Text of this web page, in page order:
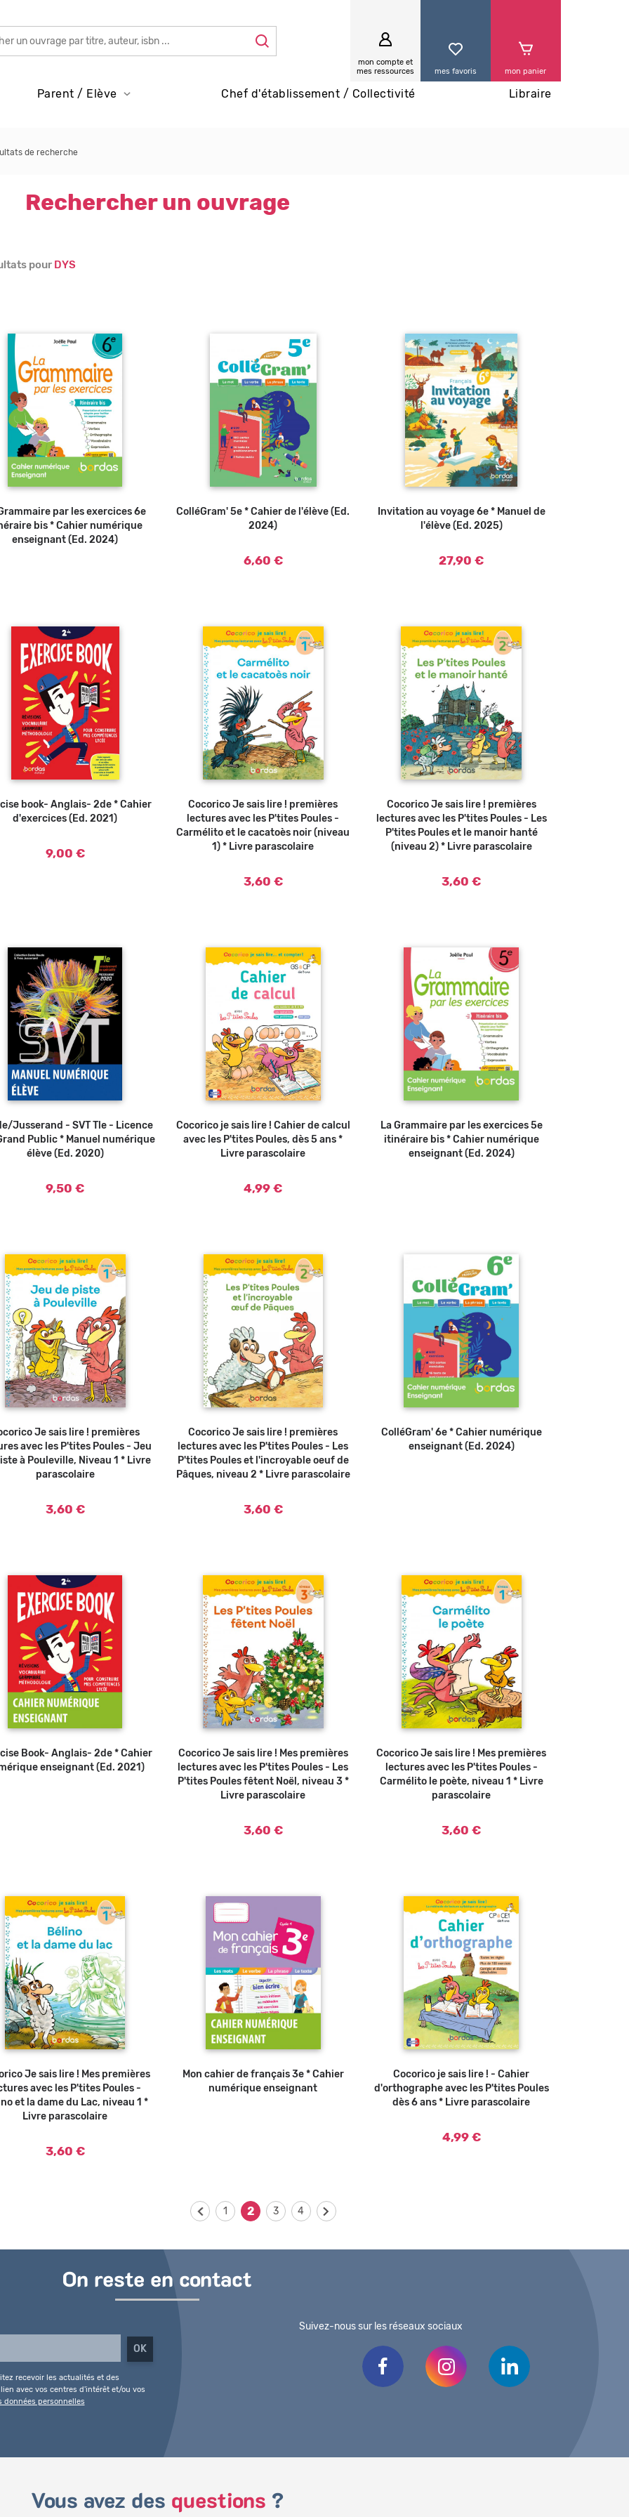
mon compte et
mes ressources
mes favoris mon panier
Parent / Elève Chef d'établissement / Collectivité Libraire
de recherche
Rechercher un ouvrage
pour DYS
par les exercices 6e
bis * Cahier numérique
enseignant (Ed. 2024)
ColléGram' 5e * Cahier de l'élève (Ed.
2024)
6,60 €
Ajouter au panier
Invitation au voyage 6e * Manuel de
l'élève (Ed. 2025)
27,90 €
Ajouter au panier
book- Anglais- 2de * Cahier
d'exercices (Ed. 2021)
9,00 €
Ajouter au panier
Cocorico Je sais lire ! premières
lectures avec les P'tites Poules -
Carmélito et le cacatoès noir (niveau
1) * Livre parascolaire
3,60 €
Ajouter au panier
Cocorico Je sais lire ! premières
lectures avec les P'tites Poules - Les
P'tites Poules et le manoir hanté
(niveau 2) * Livre parascolaire
3,60 €
Ajouter au panier
Jusserand - SVT Tle - Licence
Public * Manuel numérique
élève (Ed. 2020)
9,50 €
Ajouter au panier
Cocorico je sais lire ! Cahier de calcul
avec les P'tites Poules, dès 5 ans *
Livre parascolaire
4,99 €
La Grammaire par les exercices 5e
itinéraire bis * Cahier numérique
enseignant (Ed. 2024)
Ajouter au panier
Je sais lire ! premières
avec les P'tites Poules - Jeu
à Pouleville, Niveau 1 * Livre
parascolaire
3,60 €
Ajouter au panier
Cocorico Je sais lire ! premières
lectures avec les P'tites Poules - Les
P'tites Poules et l'incroyable oeuf de
Pâques, niveau 2 * Livre parascolaire
3,60 €
ColléGram' 6e * Cahier numérique
enseignant (Ed. 2024)
Book- Anglais- 2de * Cahier
enseignant (Ed. 2021)
Ajouter au panier
Cocorico Je sais lire ! Mes premières
lectures avec les P'tites Poules - Les
P'tites Poules fêtent Noël, niveau 3 *
Livre parascolaire
3,60 €
Ajouter au panier
Cocorico Je sais lire ! Mes premières
lectures avec les P'tites Poules -
Carmélito le poète, niveau 1 * Livre
parascolaire
3,60 €
Ajouter au panier
Je sais lire ! Mes premières
avec les P'tites Poules -
et la dame du Lac, niveau 1 *
Livre parascolaire
3,60 €
Mon cahier de français 3e * Cahier
numérique enseignant
Ajouter au panier
Cocorico je sais lire ! - Cahier
d'orthographe avec les P'tites Poules
dès 6 ans * Livre parascolaire
4,99 €
1 2 3 4
On reste en contact
recevoir les actualités et des
avec vos centres d'intérêt et/ou vos
données personnelles
Suivez-nous sur les réseaux sociaux
Vous avez des questions ?